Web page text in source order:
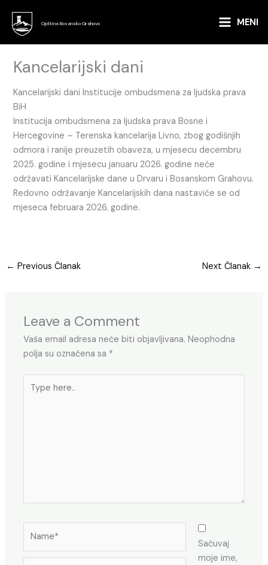
content
Opština Bosansko Grahovo MENI
Kancelarijski dani
Kancelarijski dani Institucije ombudsmena za ljudska prava
BiH
Institucija ombudsmena za ljudska prava Bosne i
Hercegovine – Terenska kancelarija Livno, zbog godišnjih
odmora i ranije preuzetih obaveza, u mjesecu decembru
2025. godine i mjesecu januaru 2026. godine neće
održavati Kancelarijske dane u Drvaru i Bosanskom Grahovu.
Redovno održavanje Kancelarijskih dana nastaviće se od
mjeseca februara 2026. godine.
← Previous Članak Next Članak →
Leave a Comment
Vaša email adresa neće biti objavljivana. Neophodna
polja su označena sa *
here..
Sačuvaj
moje ime,